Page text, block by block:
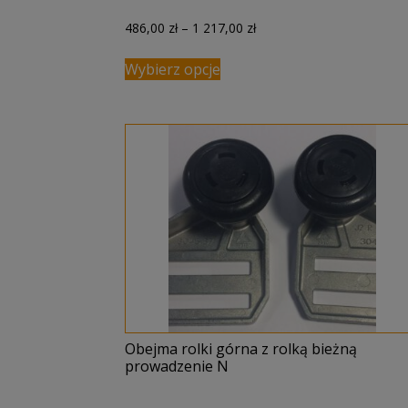
486,00 zł – 1 217,00 złZakres
Wybierz opcje
Obejma rolki górna z rolką bieżną
prowadzenie N